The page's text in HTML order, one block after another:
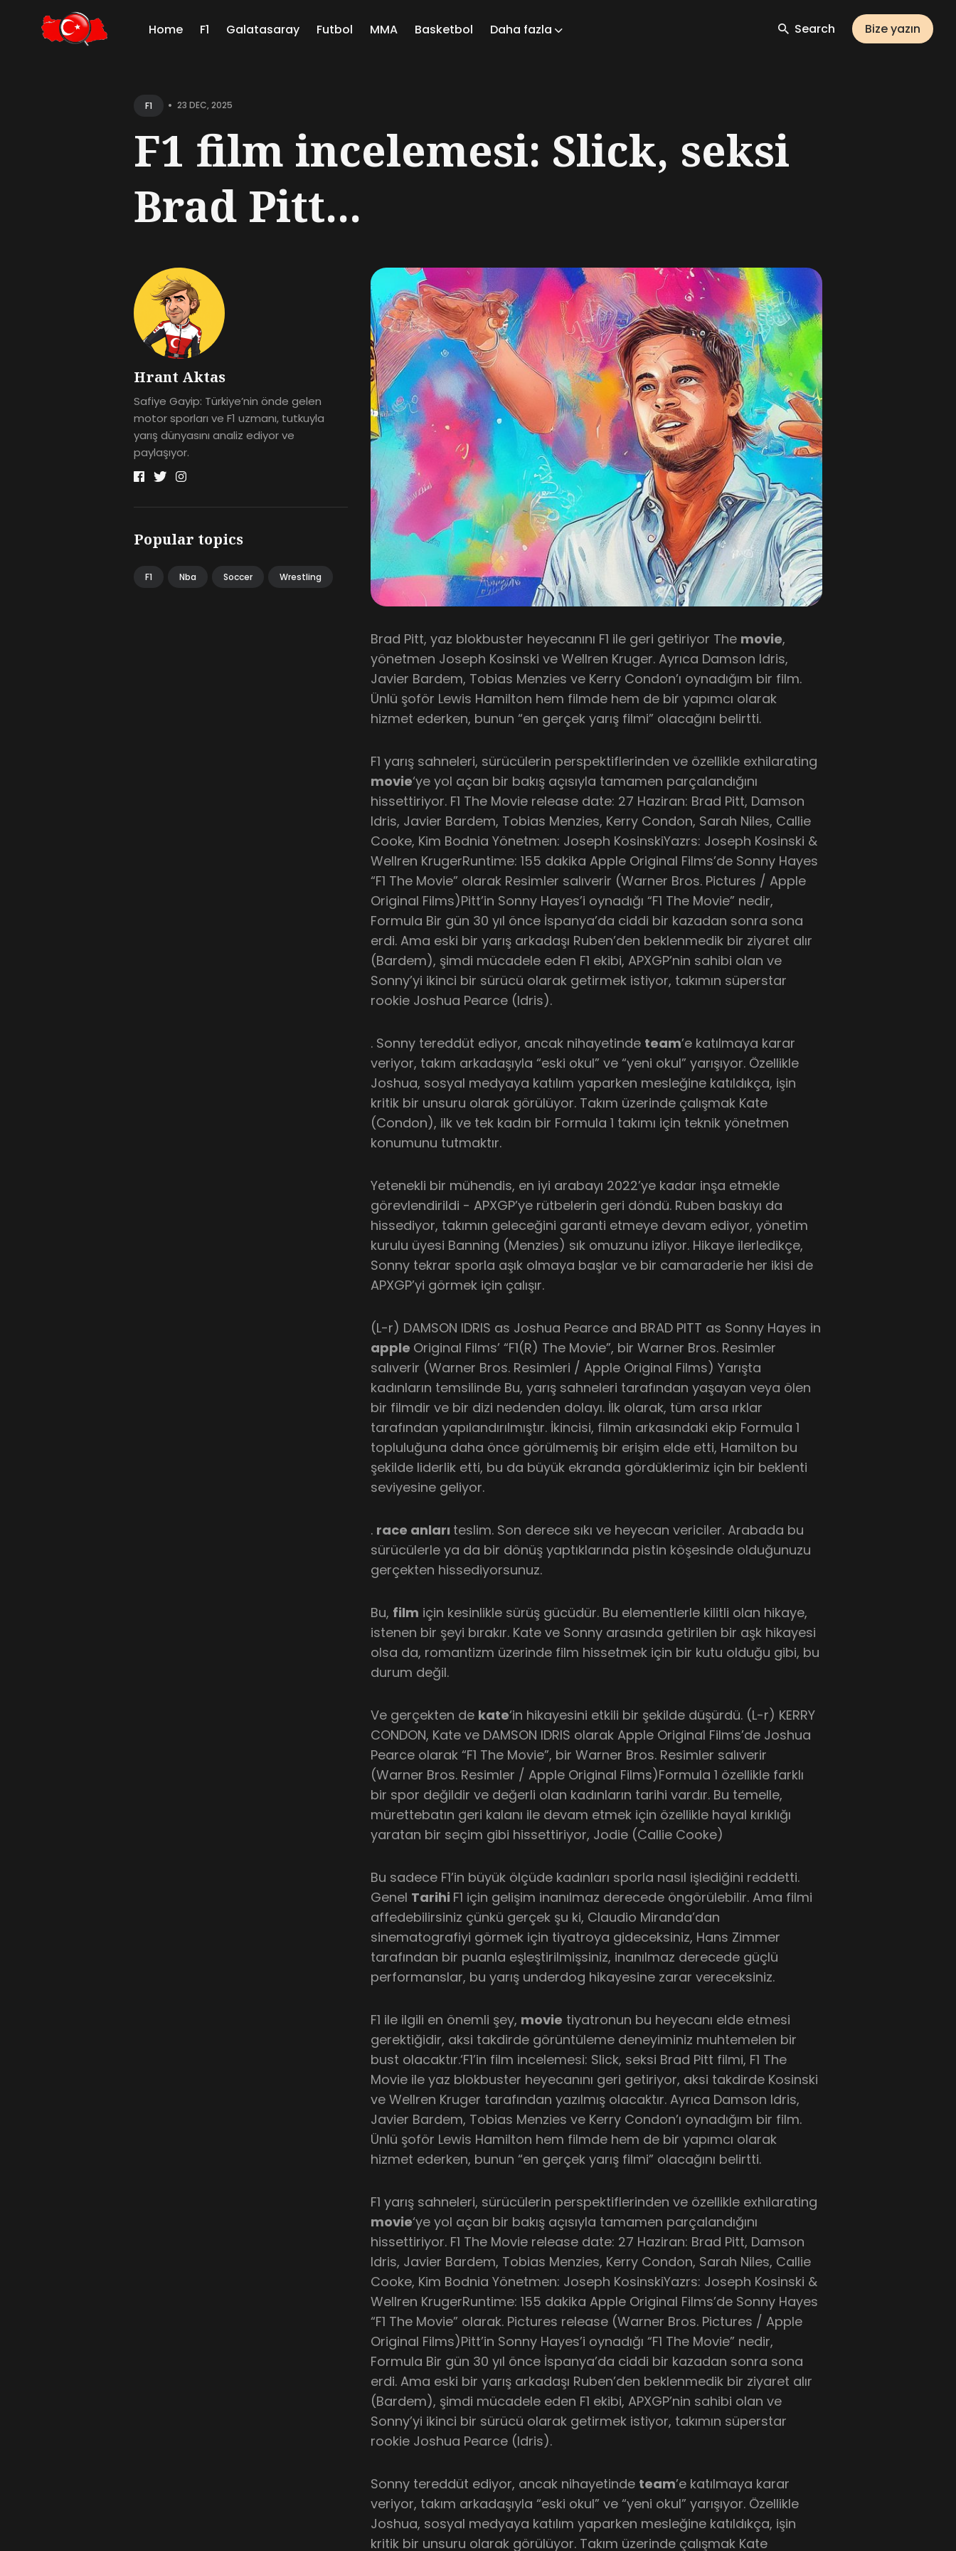
Home F1 Galatasaray Futbol MMA Basketbol Daha fazla Search Bize yazın
F1 • 23 DEC, 2025
F1 film incelemesi: Slick, seksi
Brad Pitt...
Hrant Aktas
Safiye Gayip: Türkiye’nin önde gelen
motor sporları ve F1 uzmanı, tutkuyla
yarış dünyasını analiz ediyor ve
paylaşıyor.
Popular topics
F1 Nba Soccer Wrestling
Brad Pitt, yaz blokbuster heyecanını F1 ile geri getiriyor The movie,
yönetmen Joseph Kosinski ve Wellren Kruger. Ayrıca Damson Idris,
Javier Bardem, Tobias Menzies ve Kerry Condon’ı oynadığım bir film.
Ünlü şoför Lewis Hamilton hem filmde hem de bir yapımcı olarak
hizmet ederken, bunun “en gerçek yarış filmi” olacağını belirtti.
F1 yarış sahneleri, sürücülerin perspektiflerinden ve özellikle exhilarating
movie‘ye yol açan bir bakış açısıyla tamamen parçalandığını
hissettiriyor. F1 The Movie release date: 27 Haziran: Brad Pitt, Damson
Idris, Javier Bardem, Tobias Menzies, Kerry Condon, Sarah Niles, Callie
Cooke, Kim Bodnia Yönetmen: Joseph KosinskiYazrs: Joseph Kosinski &
Wellren KrugerRuntime: 155 dakika Apple Original Films’de Sonny Hayes
“F1 The Movie” olarak Resimler salıverir (Warner Bros. Pictures / Apple
Original Films)Pitt’in Sonny Hayes’i oynadığı “F1 The Movie” nedir,
Formula Bir gün 30 yıl önce İspanya’da ciddi bir kazadan sonra sona
erdi. Ama eski bir yarış arkadaşı Ruben’den beklenmedik bir ziyaret alır
(Bardem), şimdi mücadele eden F1 ekibi, APXGP’nin sahibi olan ve
Sonny’yi ikinci bir sürücü olarak getirmek istiyor, takımın süperstar
rookie Joshua Pearce (Idris).
. Sonny tereddüt ediyor, ancak nihayetinde team’e katılmaya karar
veriyor, takım arkadaşıyla “eski okul” ve “yeni okul” yarışıyor. Özellikle
Joshua, sosyal medyaya katılım yaparken mesleğine katıldıkça, işin
kritik bir unsuru olarak görülüyor. Takım üzerinde çalışmak Kate
(Condon), ilk ve tek kadın bir Formula 1 takımı için teknik yönetmen
konumunu tutmaktır.
Yetenekli bir mühendis, en iyi arabayı 2022’ye kadar inşa etmekle
görevlendirildi - APXGP’ye rütbelerin geri döndü. Ruben baskıyı da
hissediyor, takımın geleceğini garanti etmeye devam ediyor, yönetim
kurulu üyesi Banning (Menzies) sık omuzunu izliyor. Hikaye ilerledikçe,
Sonny tekrar sporla aşık olmaya başlar ve bir camaraderie her ikisi de
APXGP’yi görmek için çalışır.
(L-r) DAMSON IDRIS as Joshua Pearce and BRAD PITT as Sonny Hayes in
apple Original Films’ “F1(R) The Movie”, bir Warner Bros. Resimler
salıverir (Warner Bros. Resimleri / Apple Original Films) Yarışta
kadınların temsilinde Bu, yarış sahneleri tarafından yaşayan veya ölen
bir filmdir ve bir dizi nedenden dolayı. İlk olarak, tüm arsa ırklar
tarafından yapılandırılmıştır. İkincisi, filmin arkasındaki ekip Formula 1
topluluğuna daha önce görülmemiş bir erişim elde etti, Hamilton bu
şekilde liderlik etti, bu da büyük ekranda gördüklerimiz için bir beklenti
seviyesine geliyor.
. race anları teslim. Son derece sıkı ve heyecan vericiler. Arabada bu
sürücülerle ya da bir dönüş yaptıklarında pistin köşesinde olduğunuzu
gerçekten hissediyorsunuz.
Bu, film için kesinlikle sürüş gücüdür. Bu elementlerle kilitli olan hikaye,
istenen bir şeyi bırakır. Kate ve Sonny arasında getirilen bir aşk hikayesi
olsa da, romantizm üzerinde film hissetmek için bir kutu olduğu gibi, bu
durum değil.
Ve gerçekten de kate‘in hikayesini etkili bir şekilde düşürdü. (L-r) KERRY
CONDON, Kate ve DAMSON IDRIS olarak Apple Original Films’de Joshua
Pearce olarak “F1 The Movie”, bir Warner Bros. Resimler salıverir
(Warner Bros. Resimler / Apple Original Films)Formula 1 özellikle farklı
bir spor değildir ve değerli olan kadınların tarihi vardır. Bu temelle,
mürettebatın geri kalanı ile devam etmek için özellikle hayal kırıklığı
yaratan bir seçim gibi hissettiriyor, Jodie (Callie Cooke)
Bu sadece F1’in büyük ölçüde kadınları sporla nasıl işlediğini reddetti.
Genel Tarihi F1 için gelişim inanılmaz derecede öngörülebilir. Ama filmi
affedebilirsiniz çünkü gerçek şu ki, Claudio Miranda’dan
sinematografiyi görmek için tiyatroya gideceksiniz, Hans Zimmer
tarafından bir puanla eşleştirilmişsiniz, inanılmaz derecede güçlü
performanslar, bu yarış underdog hikayesine zarar vereceksiniz.
F1 ile ilgili en önemli şey, movie tiyatronun bu heyecanı elde etmesi
gerektiğidir, aksi takdirde görüntüleme deneyiminiz muhtemelen bir
bust olacaktır.‘F1’in film incelemesi: Slick, seksi Brad Pitt filmi, F1 The
Movie ile yaz blokbuster heyecanını geri getiriyor, aksi takdirde Kosinski
ve Wellren Kruger tarafından yazılmış olacaktır. Ayrıca Damson Idris,
Javier Bardem, Tobias Menzies ve Kerry Condon’ı oynadığım bir film.
Ünlü şoför Lewis Hamilton hem filmde hem de bir yapımcı olarak
hizmet ederken, bunun “en gerçek yarış filmi” olacağını belirtti.
F1 yarış sahneleri, sürücülerin perspektiflerinden ve özellikle exhilarating
movie‘ye yol açan bir bakış açısıyla tamamen parçalandığını
hissettiriyor. F1 The Movie release date: 27 Haziran: Brad Pitt, Damson
Idris, Javier Bardem, Tobias Menzies, Kerry Condon, Sarah Niles, Callie
Cooke, Kim Bodnia Yönetmen: Joseph KosinskiYazrs: Joseph Kosinski &
Wellren KrugerRuntime: 155 dakika Apple Original Films’de Sonny Hayes
“F1 The Movie” olarak. Pictures release (Warner Bros. Pictures / Apple
Original Films)Pitt’in Sonny Hayes’i oynadığı “F1 The Movie” nedir,
Formula Bir gün 30 yıl önce İspanya’da ciddi bir kazadan sonra sona
erdi. Ama eski bir yarış arkadaşı Ruben’den beklenmedik bir ziyaret alır
(Bardem), şimdi mücadele eden F1 ekibi, APXGP’nin sahibi olan ve
Sonny’yi ikinci bir sürücü olarak getirmek istiyor, takımın süperstar
rookie Joshua Pearce (Idris).
Sonny tereddüt ediyor, ancak nihayetinde team’e katılmaya karar
veriyor, takım arkadaşıyla “eski okul” ve “yeni okul” yarışıyor. Özellikle
Joshua, sosyal medyaya katılım yaparken mesleğine katıldıkça, işin
kritik bir unsuru olarak görülüyor. Takım üzerinde çalışmak Kate